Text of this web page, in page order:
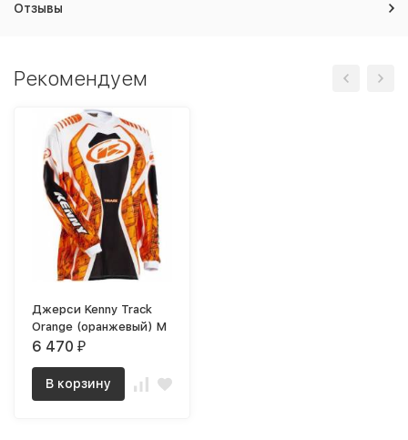
Отзывы
Рекомендуем
Джерси Kenny Track
Orange (оранжевый) M
6 470 ₽
В корзину